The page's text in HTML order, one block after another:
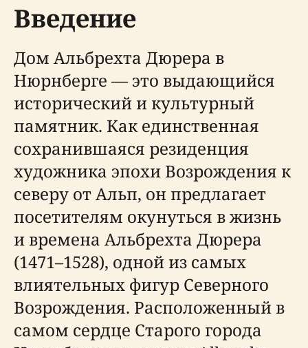
Введение
Дом Альбрехта Дюрера в
Нюрнберге — это выдающийся
исторический и культурный
памятник. Как единственная
сохранившаяся резиденция
художника эпохи Возрождения к
северу от Альп, он предлагает
посетителям окунуться в жизнь
и времена Альбрехта Дюрера
(1471–1528), одной из самых
влиятельных фигур Северного
Возрождения. Расположенный в
самом сердце Старого города